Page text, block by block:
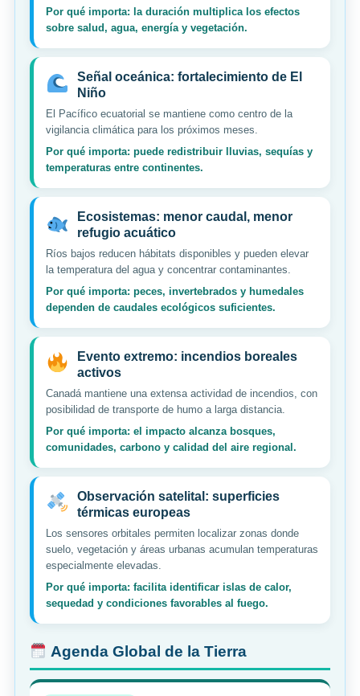
Por qué importa: la duración multiplica los efectos
sobre salud, agua, energía y vegetación.
Señal oceánica: fortalecimiento de El
Niño
El Pacífico ecuatorial se mantiene como centro de la
vigilancia climática para los próximos meses.
Por qué importa: puede redistribuir lluvias, sequías y
temperaturas entre continentes.
Ecosistemas: menor caudal, menor
refugio acuático
Ríos bajos reducen hábitats disponibles y pueden elevar
la temperatura del agua y concentrar contaminantes.
Por qué importa: peces, invertebrados y humedales
dependen de caudales ecológicos suficientes.
Evento extremo: incendios boreales
activos
Canadá mantiene una extensa actividad de incendios, con
posibilidad de transporte de humo a larga distancia.
Por qué importa: el impacto alcanza bosques,
comunidades, carbono y calidad del aire regional.
Observación satelital: superficies
térmicas europeas
Los sensores orbitales permiten localizar zonas donde
suelo, vegetación y áreas urbanas acumulan temperaturas
especialmente elevadas.
Por qué importa: facilita identificar islas de calor,
sequedad y condiciones favorables al fuego.
Agenda Global de la Tierra